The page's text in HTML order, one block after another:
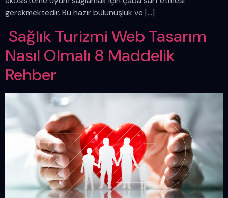
gerekmektedir. Bu hazır bulunuşluk ve […]
Sağlık Turizmi Web Tasarım
Nasıl Olmalı 8 Maddelik
Rehber